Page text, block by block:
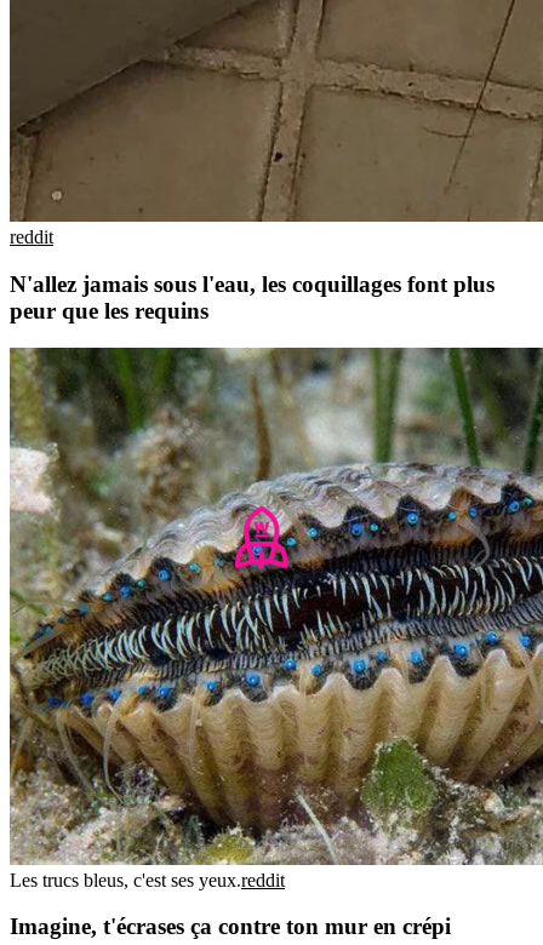
reddit
N'allez jamais sous l'eau, les coquillages font plus
peur que les requins
Les trucs bleus, c'est ses yeux.reddit
Imagine, t'écrases ça contre ton mur en crépi